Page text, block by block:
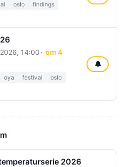
oslo
findings
14:00
om 4
oya festival
oslo
🔔
2026